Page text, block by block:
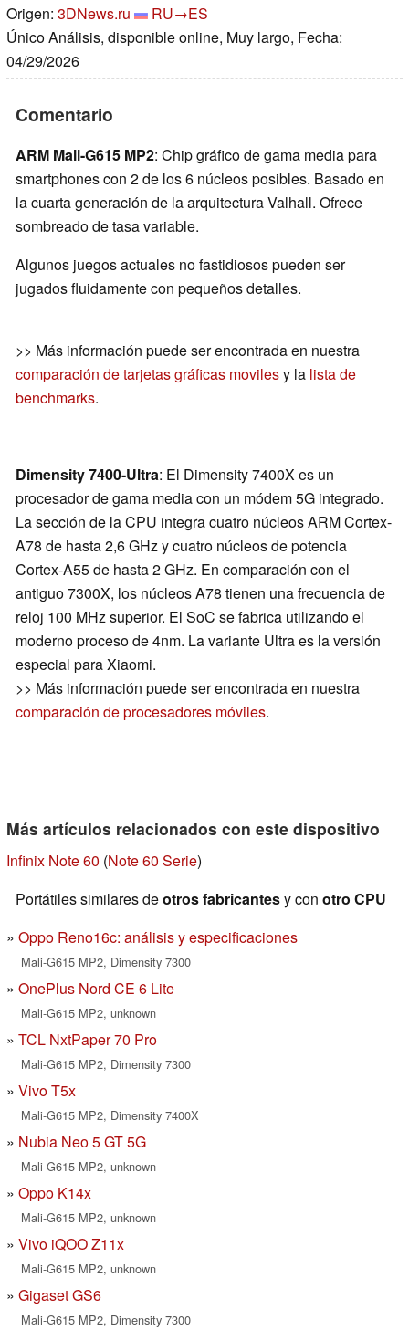
Origen: 3DNews.ru
RU→ES
Único Análisis, disponible online, Muy largo, Fecha:
04/29/2026
Comentario
ARM Mali-G615 MP2: Chip gráfico de gama media para
smartphones con 2 de los 6 núcleos posibles. Basado en
la cuarta generación de la arquitectura Valhall. Ofrece
sombreado de tasa variable.
Algunos juegos actuales no fastidiosos pueden ser
jugados fluidamente con pequeños detalles.
>> Más información puede ser encontrada en nuestra
comparación de tarjetas gráficas movilesy la lista de
benchmarks.
Dimensity 7400-Ultra: El Dimensity 7400X es un
procesador de gama media con un módem 5G integrado.
La sección de la CPU integra cuatro núcleos ARM Cortex-
A78 de hasta 2,6 GHz y cuatro núcleos de potencia
Cortex-A55 de hasta 2 GHz. En comparación con el
antiguo 7300X, los núcleos A78 tienen una frecuencia de
reloj 100 MHz superior. El SoC se fabrica utilizando el
moderno proceso de 4nm. La variante Ultra es la versión
especial para Xiaomi.
>> Más información puede ser encontrada en nuestra
comparación de procesadores móviles.
Más artículos relacionados con este dispositivo
Infinix Note 60 (Note 60 Serie)
Portátiles similares deotros fabricantesy con otro CPU
Oppo Reno16c: análisis y especificaciones
Mali-G615 MP2, Dimensity 7300
OnePlus Nord CE 6 Lite
Mali-G615 MP2, unknown
TCL NxtPaper 70 Pro
Mali-G615 MP2, Dimensity 7300
Vivo T5x
Mali-G615 MP2, Dimensity 7400X
Nubia Neo 5 GT 5G
Mali-G615 MP2, unknown
Oppo K14x
Mali-G615 MP2, unknown
Vivo iQOO Z11x
Mali-G615 MP2, unknown
Gigaset GS6
Mali-G615 MP2, Dimensity 7300